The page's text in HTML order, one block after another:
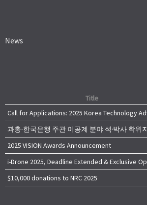
News
Title
2025 VISION Awards Announcement
$10,000 donations to NRC 2025